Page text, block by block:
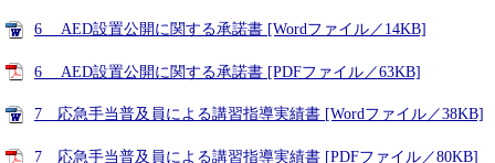
6 AED設置公開に関する承諾書 [Wordファイル／14KB]
6 AED設置公開に関する承諾書 [PDFファイル／63KB]
7 応急手当普及員による講習指導実績書 [Wordファイル／38KB]
7 応急手当普及員による講習指導実績書 [PDFファイル／80KB]